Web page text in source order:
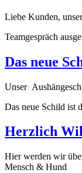
Liebe Kunden,
Teamgespräch
Das neue
Unser
Das neue Schild ist
Herzlich
Hier werden wir
Mensch & Hund